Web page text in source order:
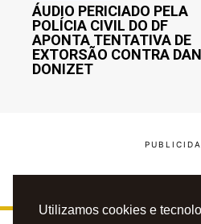
Utilizamos cookies e
ÁUDIO PERICIADO PELA
POLÍCIA CIVIL DO DF
APONTA TENTATIVA DE
EXTORSÃO CONTRA
DONIZET